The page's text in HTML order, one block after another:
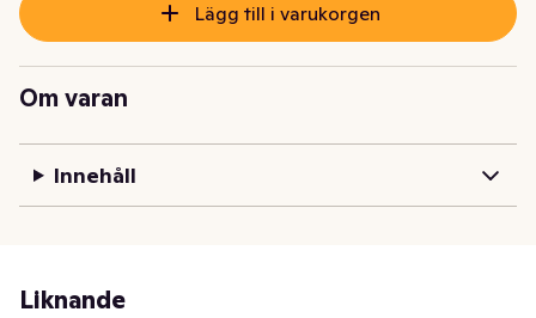
Lägg till i varukorgen
Om varan
Innehåll
Liknande